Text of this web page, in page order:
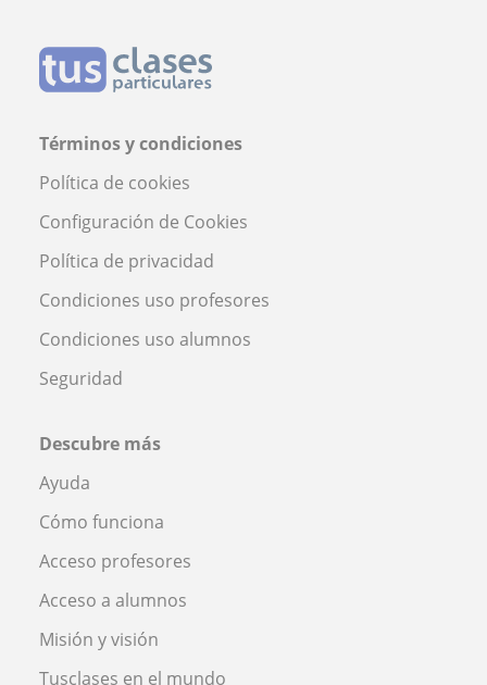
Términos y condiciones
Política de cookies
Configuración de Cookies
Política de privacidad
Condiciones uso profesores
Condiciones uso alumnos
Seguridad
Descubre más
Ayuda
Cómo funciona
Acceso profesores
Acceso a alumnos
Misión y visión
Tusclases en el mundo